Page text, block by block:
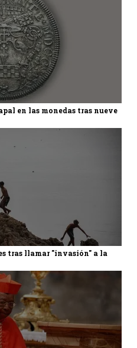
en las monedas tras nueve
tras llamar "invasión" a la